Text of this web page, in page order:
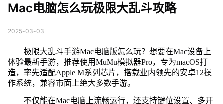
Mac电脑怎么玩极限大乱斗攻略
2025-03-03
极限大乱斗手游Mac电脑版怎么玩？想要在Mac设备上
体验最新手游，推荐使用MuMu模拟器Pro，专为macOS打
造，率先适配Apple M系列芯片，搭载业内领先的安卓12操
作系统，兼容市面上绝大多数手游。
不仅能在Mac电脑上流畅运行，还支持键位设置、多开